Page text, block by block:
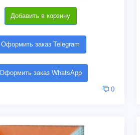
Добавить в корзину
Оформить заказ Telegram
Оформить заказ WhatsApp
0